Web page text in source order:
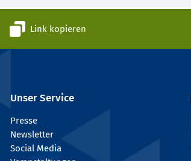
Link kopieren
Unser Service
Presse
Newsletter
Social Media